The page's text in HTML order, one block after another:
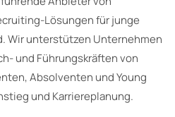
Lösungen für junge
Wir unterstützen Unternehmen
und Führungskräften von
Absolventen und Young
und Karriereplanung.